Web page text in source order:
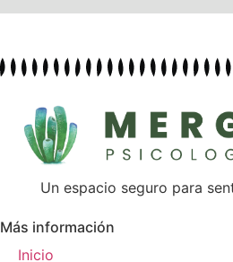
Un espacio seguro para
Más información
Inicio